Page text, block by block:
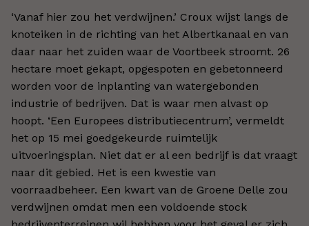
‘Vanaf hier zou het verdwijnen.’ Croux wijst langs de
knoteiken in de richting van het Albertkanaal en van
daar naar het zuiden waar de Voortbeek stroomt. 26
hectare moet gekapt, opgespoten en gebetonneerd
worden voor de inplanting van watergebonden
industrie of bedrijven. Dat is waar men alvast op
hoopt. ‘Een Europees distributiecentrum’, vermeldt
het op 15 mei goedgekeurde ruimtelijk
uitvoeringsplan. Niet dat er al een bedrijf is dat vraagt
naar dit gebied. Het is een kwestie van
voorraadbeheer. Een kwart van de Groene Delle zou
verdwijnen omdat men een voldoende stock